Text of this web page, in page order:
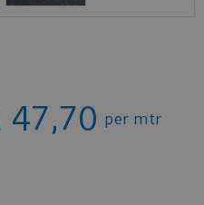
47,70 per mtr